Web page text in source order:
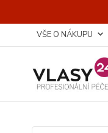
VŠE O NÁKUPU